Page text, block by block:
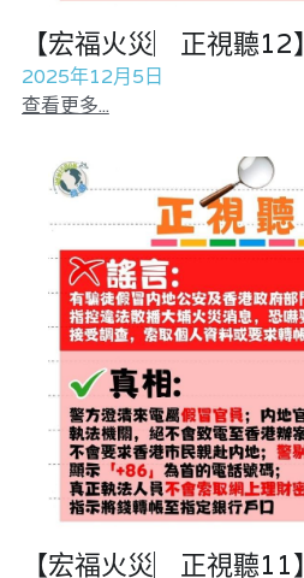
【宏福火災︳正視聽12】
2025年12月5日
查看更多...
【宏福火災︳正視聽11】